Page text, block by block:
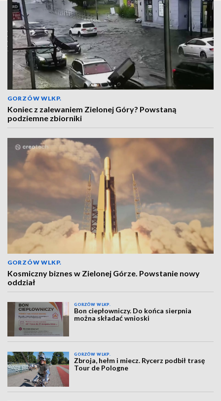
GORZÓW WLKP.
Koniec z zalewaniem Zielonej Góry? Powstaną
podziemne zbiorniki
GORZÓW WLKP.
Kosmiczny biznes w Zielonej Górze. Powstanie nowy
oddział
GORZÓW WLKP.
Bon ciepłowniczy. Do końca sierpnia
można składać wnioski
GORZÓW WLKP.
Zbroja, hełm i miecz. Rycerz podbił trasę
Tour de Pologne